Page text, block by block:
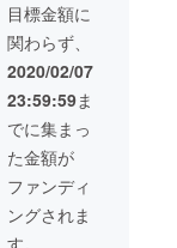
漫才を
作るま
での過
程が見
れる。
デメ
リッ
ト：ど
こにも
所属し
ていな
いの
目標金額に
関わらず、
2020/02/07
23:59:59ま
でに集まっ
た金額が
ファンディ
ングされま
す。